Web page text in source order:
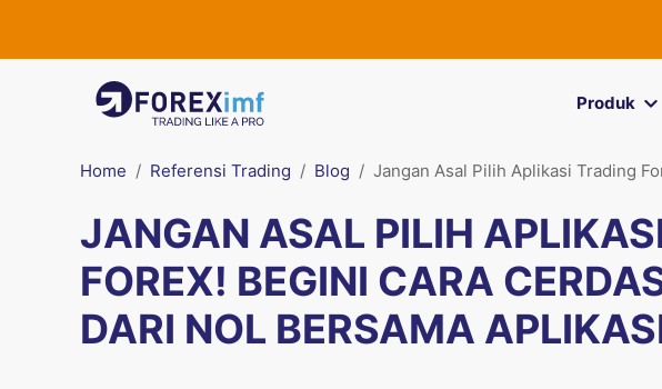
Produk
Home Referensi Trading Blog Jangan Asal Pilih Aplikasi Trading
JANGAN ASAL PILIH
FOREX! BEGINI CARA
DARI NOL BERSAMA